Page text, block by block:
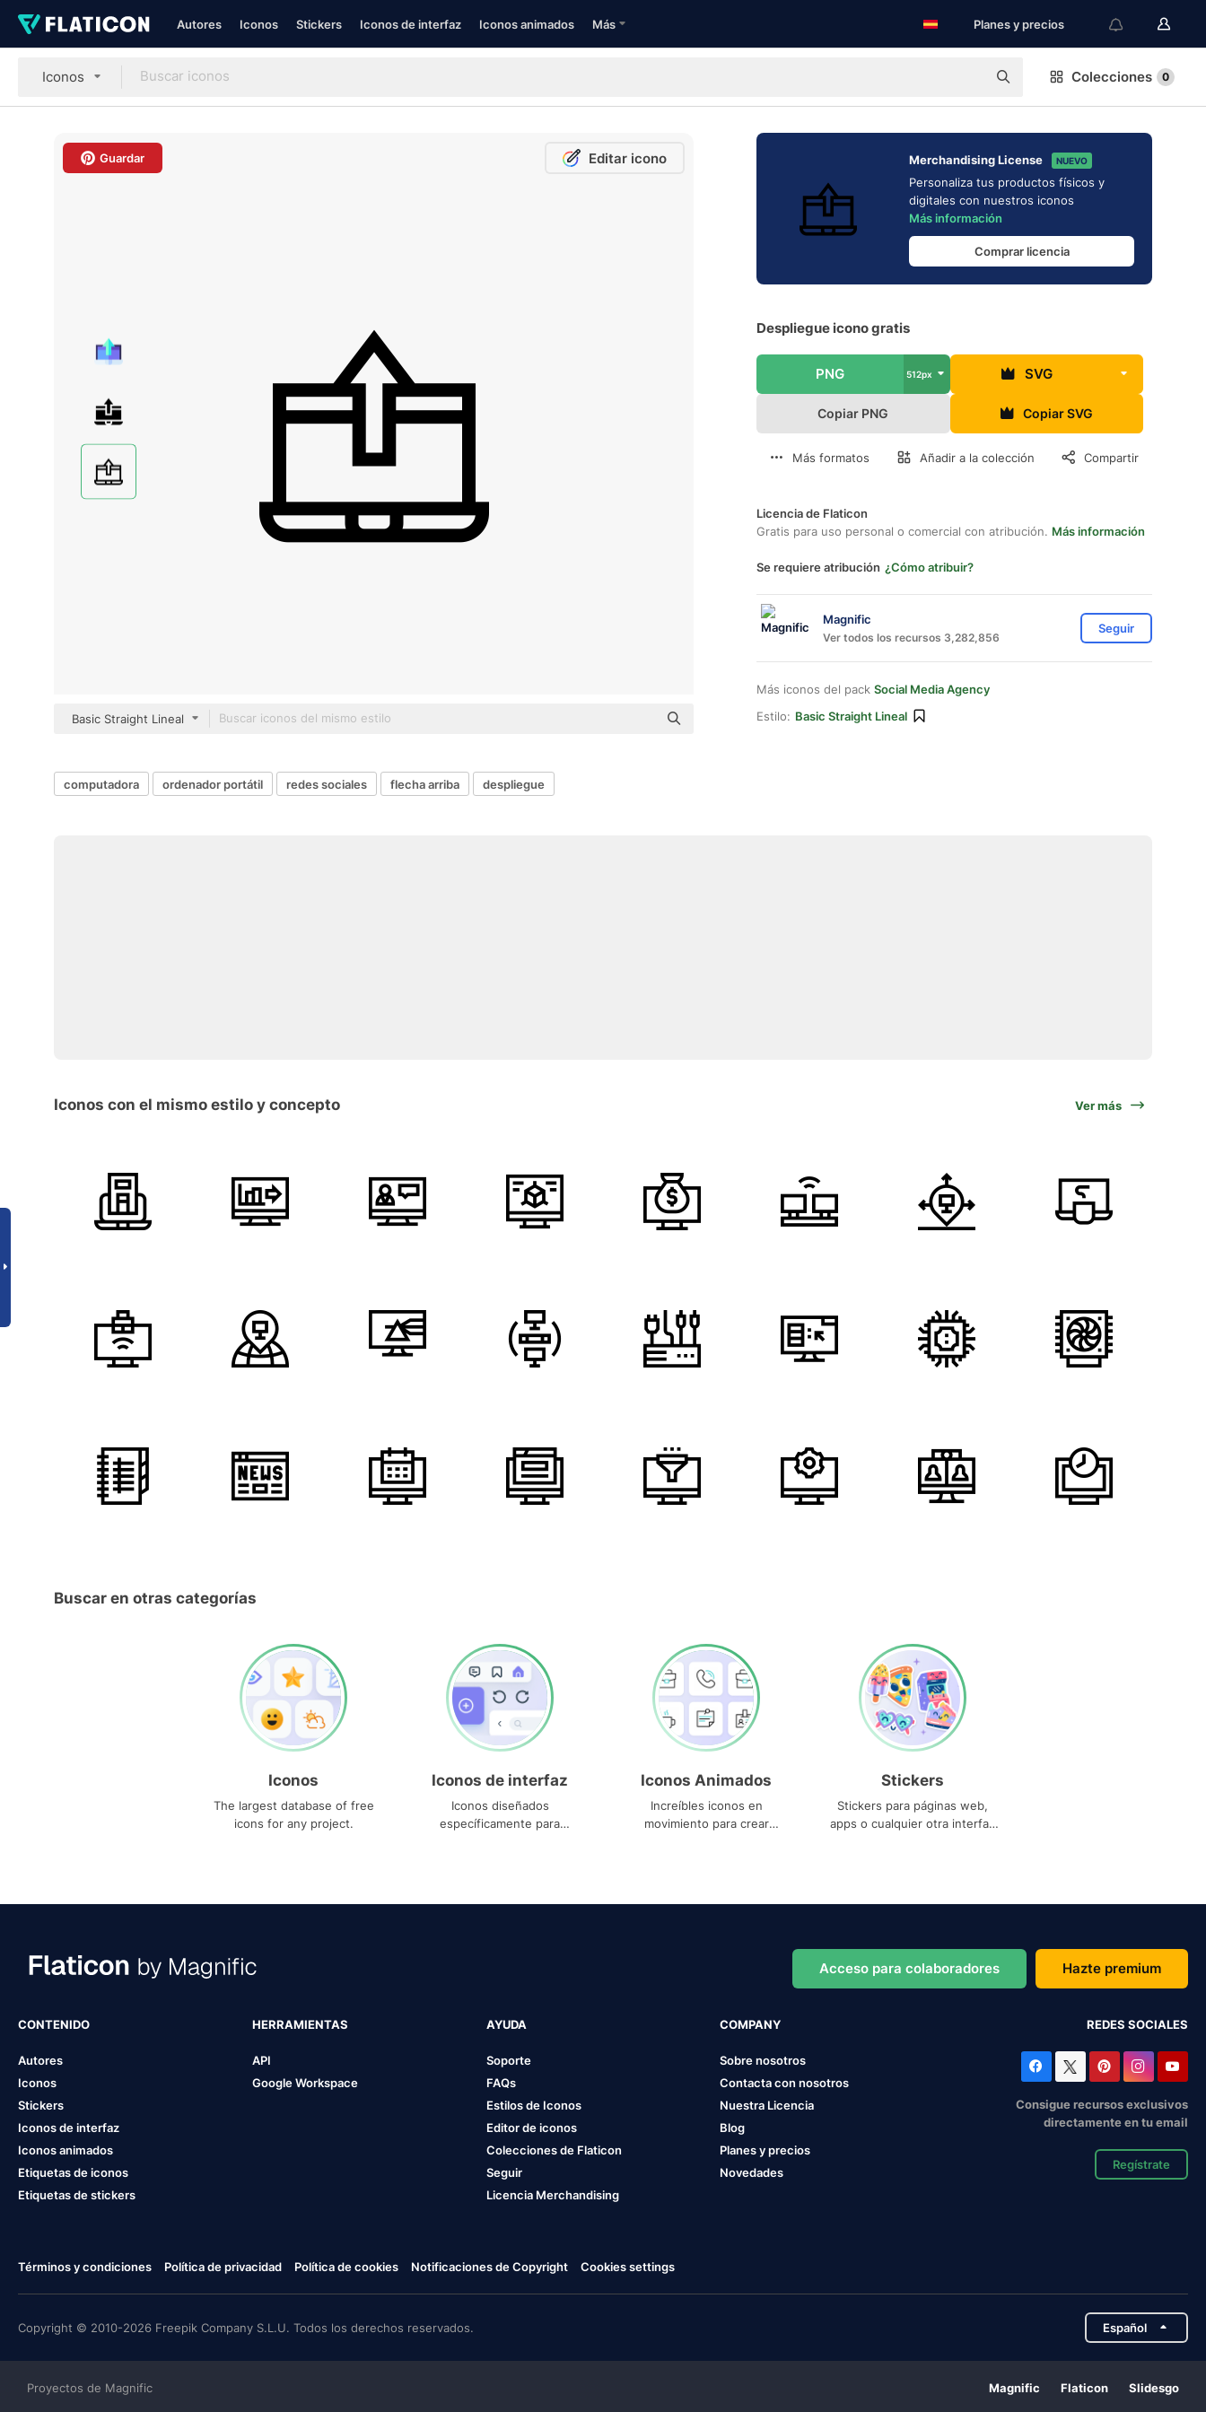
Autores Iconos Stickers Iconos de interfaz Iconos animados Más Planes y precios
Iconos Colecciones 0
Guardar Editar icono
Basic Straight Lineal
Merchandising License NUEVO
Personaliza tus productos físicos y
digitales con nuestros iconos
Más información
Comprar licencia
Despliegue icono gratis
PNG 512px SVG
Copiar PNG Copiar SVG
Más formatos Añadir a la colección Compartir
Licencia de Flaticon
Gratis para uso personal o comercial con atribución. Más información
Se requiere atribución ¿Cómo atribuir?
Magnific
Ver todos los recursos 3,282,856
Seguir
Más iconos del pack Social Media Agency
Estilo: Basic Straight Lineal
computadora ordenador portátil redes sociales flecha arriba despliegue
Iconos con el mismo estilo y concepto Ver más
Buscar en otras categorías
Iconos
The largest database of free
icons for any project.
Iconos de interfaz
Iconos diseñados
específicamente para
Iconos Animados
Increíbles iconos en
movimiento para crear
Stickers
Stickers para páginas web,
apps o cualquier otra interfaz
Acceso para colaboradores Hazte premium
CONTENIDO
Autores
Iconos
Stickers
Iconos de interfaz
Iconos animados
Etiquetas de iconos
Etiquetas de stickers
HERRAMIENTAS
API
Google Workspace
AYUDA
Soporte
FAQs
Estilos de Iconos
Editor de iconos
Colecciones de Flaticon
Seguir
Licencia Merchandising
COMPANY
Sobre nosotros
Contacta con nosotros
Nuestra Licencia
Blog
Planes y precios
Novedades
REDES SOCIALES
Consigue recursos exclusivos
directamente en tu email
Regístrate
Términos y condiciones Política de privacidad Política de cookies Notificaciones de Copyright Cookies settings
Copyright © 2010-2026 Freepik Company S.L.U. Todos los derechos reservados. Español
Proyectos de Magnific Magnific Flaticon Slidesgo